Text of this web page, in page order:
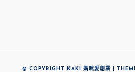
© COPYRIGHT KAKI 媽咪愛創業 |